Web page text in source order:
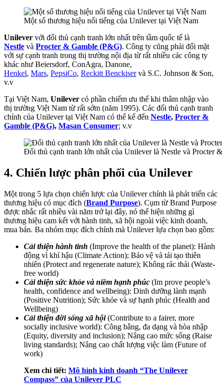
Một số thương hiệu nổi tiếng của Unilever tại Việt Nam
Unilever với đối thủ cạnh tranh lớn nhất trên tầm quốc tế là
Nestle và Procter & Gamble (P&G). Công ty cũng phải đối mặt
với sự cạnh tranh trong thị trường nội địa từ rất nhiều các công ty
khác như Beiersdorf, ConAgra, Danone,
Henkel, Mars, PepsiCo, Reckitt Benckiservà S.C. Johnson & Son,
v.v
Tại Việt Nam, Unilever có phần chiếm ưu thế khi thâm nhập vào
thị trường Việt Nam từ rất sớm (năm 1995). Các đối thủ cạnh tranh
chính của Unilever tại Việt Nam có thể kể đến Nestle, Procter &
Gamble (P&G), Masan Consumer; v.v
Đối thủ cạnh tranh lớn nhất của Unilever là Nestle và Procter
4. Chiến lược phân phối của Unilever
Một trong 5 lựa chọn chiến lược của Unilever chính là phát triển các
thương hiệu có mục đích (Brand Purpose). Cụm từ Brand Purpose
được nhắc rất nhiều vài năm trở lại đây, nó thể hiện những gì
thương hiệu cam kết với hành tinh, xã hội ngoài việc kinh doanh,
mua bán. Ba nhóm mục đích chính mà Unilever lựa chọn bao gồm:
Cải thiện hành tinh (Improve the health of the planet): Hành
động vì khí hậu (Climate Action); Bảo vệ và tái tạo thiên
nhiên (Protect and regenerate nature); Không rác thải (Waste-
free world)
Cải thiện sức khỏe và niềm hạnh phúc (Im prove people’s
health, confidence and wellbeing): Dinh dưỡng lành mạnh
(Positive Nutrition); Sức khỏe và sự hạnh phúc (Health and
Wellbeing)
Cải thiện đời sống xã hội(Contribute to a fairer, more
socially inclusive world): Công bằng, đa dạng và hòa nhập
(Equity, diversity and inclusion); Nâng cao mức sống (Raise
living standards); Nâng cao chất lượng việc làm (Future of
work)
Xem chi tiết: Mô hình kinh doanh “The Unilever
Compass” của Unilever PLC